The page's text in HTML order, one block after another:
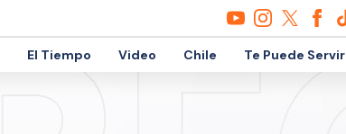
El Tiempo Video Chile Te Puede Servir